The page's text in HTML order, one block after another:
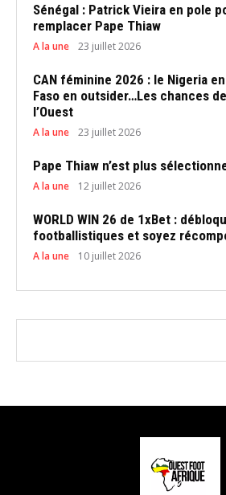
Sénégal : Patrick Vieira en pole
remplacer Pape Thiaw
A la une 23 juillet 2026
CAN féminine 2026 : le Nigeria
Faso en outsider…Les chances
l’Ouest
A la une 23 juillet 2026
Pape Thiaw n’est plus
A la une 12 juillet 2026
WORLD WIN 26 de 1xBet :
footballistiques et soyez
A la une 10 juillet 2026